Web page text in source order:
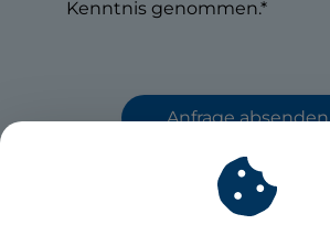
Kenntnis genommen.*
Anfrage absenden